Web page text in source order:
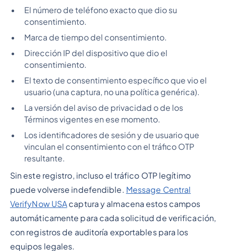
El número de teléfono exacto que dio su
consentimiento.
Marca de tiempo del consentimiento.
Dirección IP del dispositivo que dio el
consentimiento.
El texto de consentimiento específico que vio el
usuario (una captura, no una política genérica).
La versión del aviso de privacidad o de los
Términos vigentes en ese momento.
Los identificadores de sesión y de usuario que
vinculan el consentimiento con el tráfico OTP
resultante.
Sin este registro, incluso el tráfico OTP legítimo
puede volverse indefendible. Message Central
VerifyNow USA captura y almacena estos campos
automáticamente para cada solicitud de verificación,
con registros de auditoría exportables para los
equipos legales.